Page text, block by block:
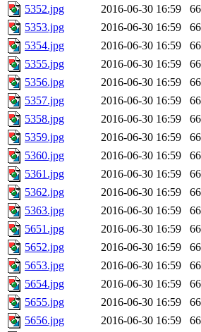
5352.jpg
2016-06-30 16:59
5353.jpg
2016-06-30 16:59
5354.jpg
2016-06-30 16:59
5355.jpg
2016-06-30 16:59
5356.jpg
2016-06-30 16:59
5357.jpg
2016-06-30 16:59
5358.jpg
2016-06-30 16:59
5359.jpg
2016-06-30 16:59
5360.jpg
2016-06-30 16:59
5361.jpg
2016-06-30 16:59
5362.jpg
2016-06-30 16:59
5363.jpg
2016-06-30 16:59
5651.jpg
2016-06-30 16:59
5652.jpg
2016-06-30 16:59
5653.jpg
2016-06-30 16:59
5654.jpg
2016-06-30 16:59
5655.jpg
2016-06-30 16:59
5656.jpg
2016-06-30 16:59